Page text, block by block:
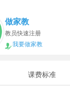
做家教
教员快速注册
我要做家教
课费标准